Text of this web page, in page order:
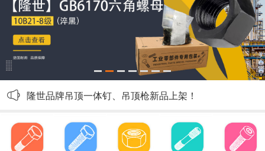
隆世4.8级六角螺栓陆续补货，敬请关注！
隆世品牌吊顶一体钉、吊顶枪新品上架！
隆世8级热镀锌GB6170六角螺母上架！